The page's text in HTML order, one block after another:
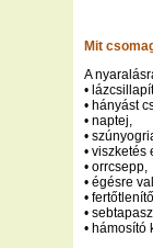
Mit
A
•
• hányást
• naptej,
•
• viszketés
• orrcsepp,
• égésre
•
•
• hámosító